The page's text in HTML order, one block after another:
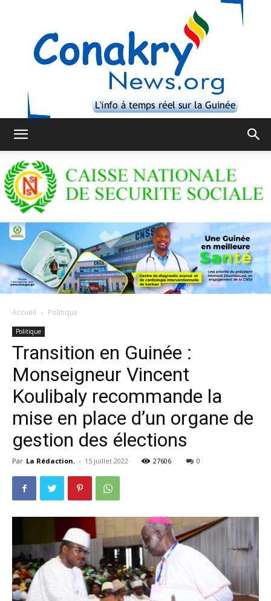
Accueil Politique
Politique
Transition en Guinée :
Monseigneur Vincent
Koulibaly recommande la
mise en place d’un organe de
gestion des élections
Par La Rédaction. - 15 juillet 2022 27606 0